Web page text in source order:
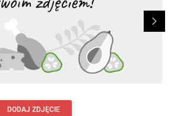
Kołacz, 06.10.2016
, 06.10.2016
najpyszniejsza , ale bez pora i
lekko osolona ze śmietanką ...
DODAJ ZDJĘCIE